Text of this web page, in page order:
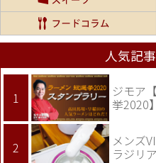
人気記
ジモア
挙2020】
メンズ
ラジリ